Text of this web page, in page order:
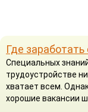
Где
Специальных
трудоустройстве
хватает всем.
хорошие вакансии